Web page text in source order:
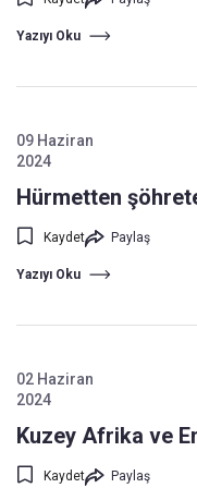
Yazıyı Oku
09 Haziran
2024
Hürmetten
Kaydet Paylaş
Yazıyı Oku
02 Haziran
2024
Kuzey Afrika ve
Kaydet Paylaş